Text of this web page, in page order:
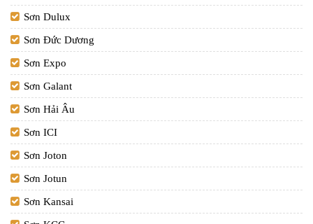
Sơn Dulux
Sơn Đức Dương
Sơn Expo
Sơn Galant
Sơn Hải Âu
Sơn ICI
Sơn Joton
Sơn Jotun
Sơn Kansai